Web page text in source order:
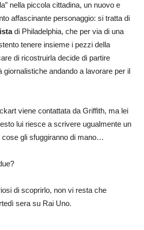
nella piccola cittadina, un nuovo e
affascinante personaggio: si tratta di
di Philadelphia, che per via di una
tenere insieme i pezzi della
di ricostruirla decide di partire
giornalistiche andando a lavorare per il
viene contattata da Griffith, ma lei
lui riesce a scrivere ugualmente un
cose gli sfuggiranno di mano…
di scoprirlo, non vi resta che
sera su Rai Uno.